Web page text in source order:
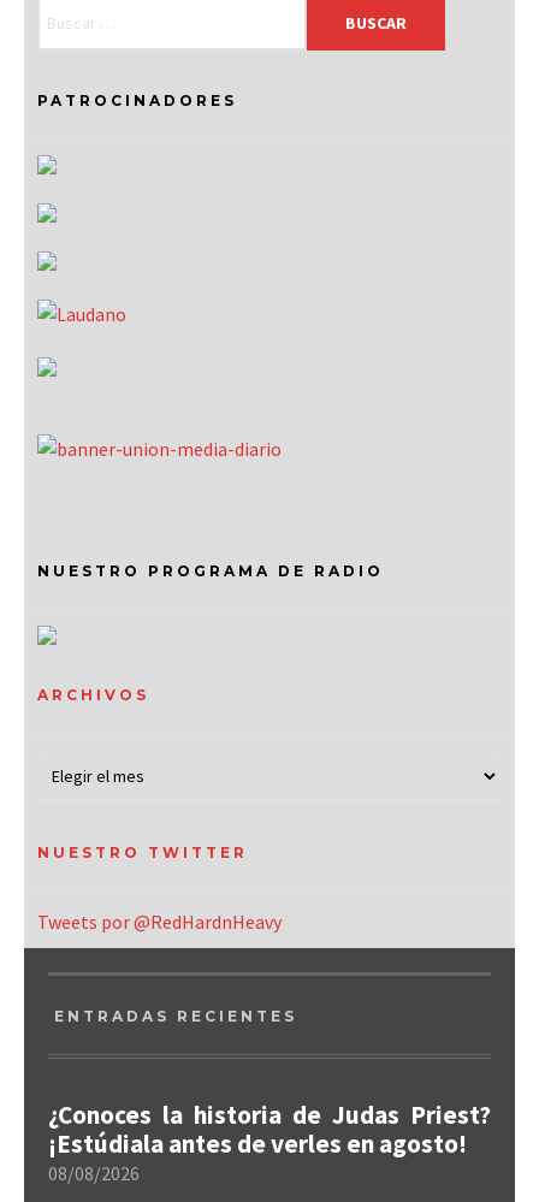
PATROCINADORES
NUESTRO PROGRAMA DE RADIO
ARCHIVOS
NUESTRO TWITTER
Tweets por @RedHardnHeavy
ENTRADAS RECIENTES
¿Conoces la historia de Judas Priest?
¡Estúdiala antes de verles en agosto!
08/08/2026